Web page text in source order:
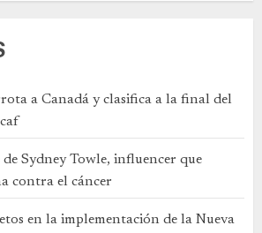
a Canadá y clasifica a la final del
Sydney Towle, influencer que
contra el cáncer
en la implementación de la Nueva